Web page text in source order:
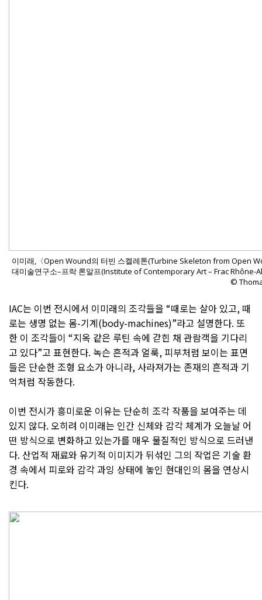
이미래,〈Open Wound의 터빈 스켈레톤(Turbine Skeleton from Open
대미술연구소–프락 론알프(Institute of Contemporary Art – Frac Rhône-
©
IAC는 이번 전시에서 이미래의 조각들을 “때로는 살아 있고, 때
로는 생명 없는 몸-기계(body-machines)”라고 설명한다. 또
한 이 조각들이 “지옥 같은 루틴 속에 갇힌 채 관람객을 기다리
고 있다”고 표현한다. 녹슨 흔적과 얼룩, 피부처럼 보이는 표면
들은 단순한 조형 요소가 아니라, 사라져가는 존재의 흔적과 기
억처럼 작동한다.
이번 전시가 흥미로운 이유는 단순히 조각 작품을 보여주는 데
있지 않다. 오히려 이미래는 인간 신체와 감각 체계가 오늘날 어
떤 방식으로 변화하고 있는가를 매우 물질적인 방식으로 드러낸
다. 산업적 재료와 유기적 이미지가 뒤섞인 그의 작업은 기술 환
경 속에서 피로와 감각 과잉 상태에 놓인 현대인의 몸을 연상시
킨다.